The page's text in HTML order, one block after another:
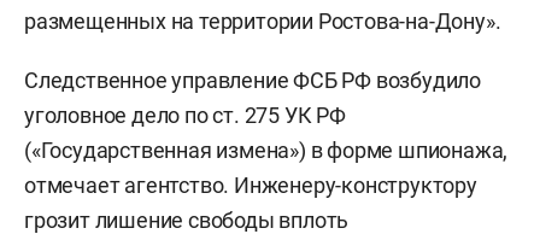
размещенных на территории Ростова-на-Дону».
Следственное управление ФСБ РФ возбудило
уголовное дело по ст. 275 УК РФ
(«Государственная измена») в форме шпионажа,
отмечает агентство. Инженеру-конструктору
грозит лишение свободы вплоть